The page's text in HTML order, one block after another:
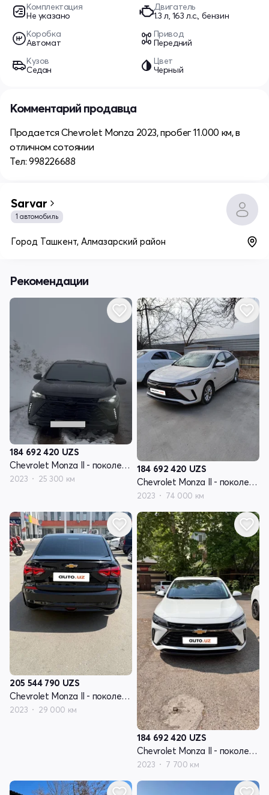
Комплектация
Не указано
Двигатель
1.3 л, 163 л.с., бензин
Коробка
Автомат
Привод
Передний
Кузов
Седан
Цвет
Черный
Комментарий продавца
Продается Chevrolet Monza 2023, пробег 11.000 км, в
отличном сотоянии
Тел: 998226688
Sarvar
1 автомобиль
Город Ташкент, Алмазарский район
Рекомендации
184 692 420 UZS
Chevrolet Monza II - поколение рестайлинг
2023 25 300 км
184 692 420 UZS
Chevrolet Monza II - поколение рестайлинг
2023 74 000 км
205 544 790 UZS
Chevrolet Monza II - поколение рестайлинг
2023 29 000 км
184 692 420 UZS
Chevrolet Monza II - поколение рестайлинг
2023 7 700 км